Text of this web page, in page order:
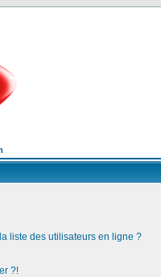
liste des utilisateurs en ligne ?
?!